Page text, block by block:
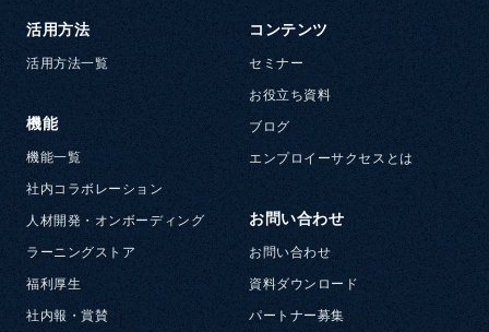
活用方法
活用方法一覧
機能
機能一覧
社内コラボレーション
人材開発・オンボーディング
ラーニングストア
福利厚生
社内報・賞賛
コンテンツ
セミナー
お役立ち資料
ブログ
エンプロイーサクセスとは
お問い合わせ
お問い合わせ
資料ダウンロード
パートナー募集